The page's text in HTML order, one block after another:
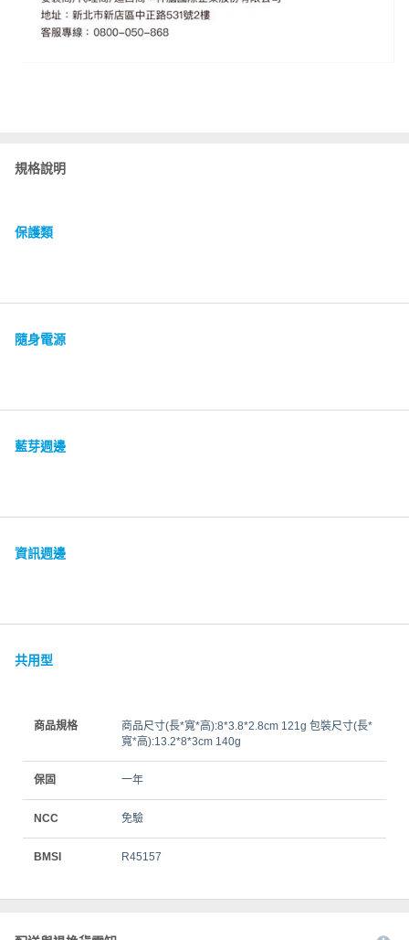
規格說明
保護類
隨身電源
藍芽週邊
資訊週邊
共用型
商品規格
商品尺寸(長*寬*高):8*3.8*2.8cm 121g 包裝尺寸(長*
寬*高):13.2*8*3cm 140g
保固 一年
NCC 免驗
BMSI R45157